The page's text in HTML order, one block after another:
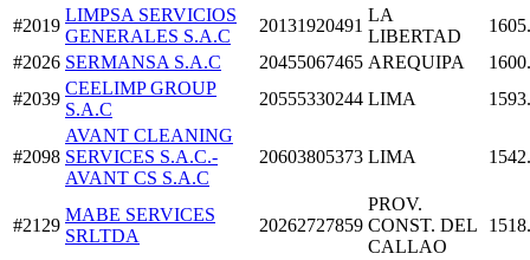
#2019
LIMPSA SERVICIOS
GENERALES S.A.C
20131920491
LA
LIBERTAD
#2026 SERMANSA S.A.C 20455067465 AREQUIPA
#2039
CEELIMP GROUP
S.A.C
20555330244 LIMA
#2098
AVANT CLEANING
SERVICES S.A.C.-
AVANT CS S.A.C
20603805373 LIMA
#2129
MABE SERVICES
SRLTDA
20262727859
PROV.
CONST. DEL
CALLAO